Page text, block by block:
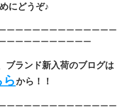
にどうぞ♪
ーーーーーーーーーーーーー
ーーーーーーーーーー
ブランド新入荷のブログは
らから！！
ーーーーーーーーーーーーー